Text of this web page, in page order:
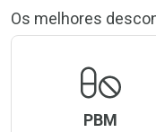
Os melhores
PBM